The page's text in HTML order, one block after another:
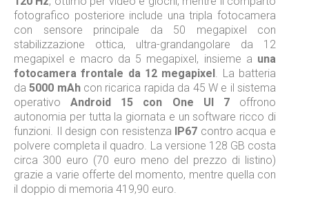
fotografico posteriore include una tripla fotocamera
con sensore principale da 50 megapixel con
stabilizzazione ottica, ultra-grandangolare da 12
megapixel e macro da 5 megapixel, insieme a una
fotocamera frontale da 12 megapixel . La batteria
da5000 mAhcon ricarica rapida da 45 W e il sistema
operativoAndroid 15 con One UI 7offrono
autonomia per tutta la giornata e un software ricco di
funzioni. Il design con resistenza
IP67 contro acqua e
polvere completa il quadro. La versione 128 GB costa
circa 300 euro (70 euro meno del prezzo di listino)
grazie a varie offerte del momento, mentre quella con
il doppio di memoria 419,90 euro.